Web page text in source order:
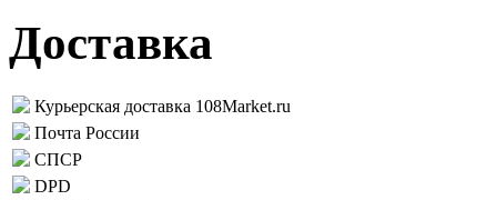
Доставка
Курьерская доставка 108Market.ru
Почта России
СПСР
DPD